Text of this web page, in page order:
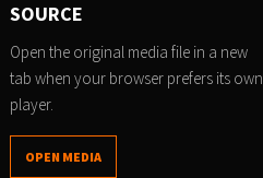
SOURCE
Open the original media file in a new
tab when your browser prefers its own
player.
OPEN MEDIA